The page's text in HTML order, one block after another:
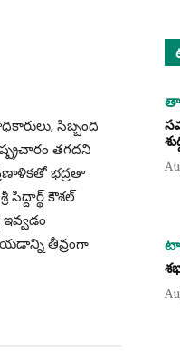
సిబ్బంది
తగదని
భద్రతా
కౌశల్
తీవ్రంగా